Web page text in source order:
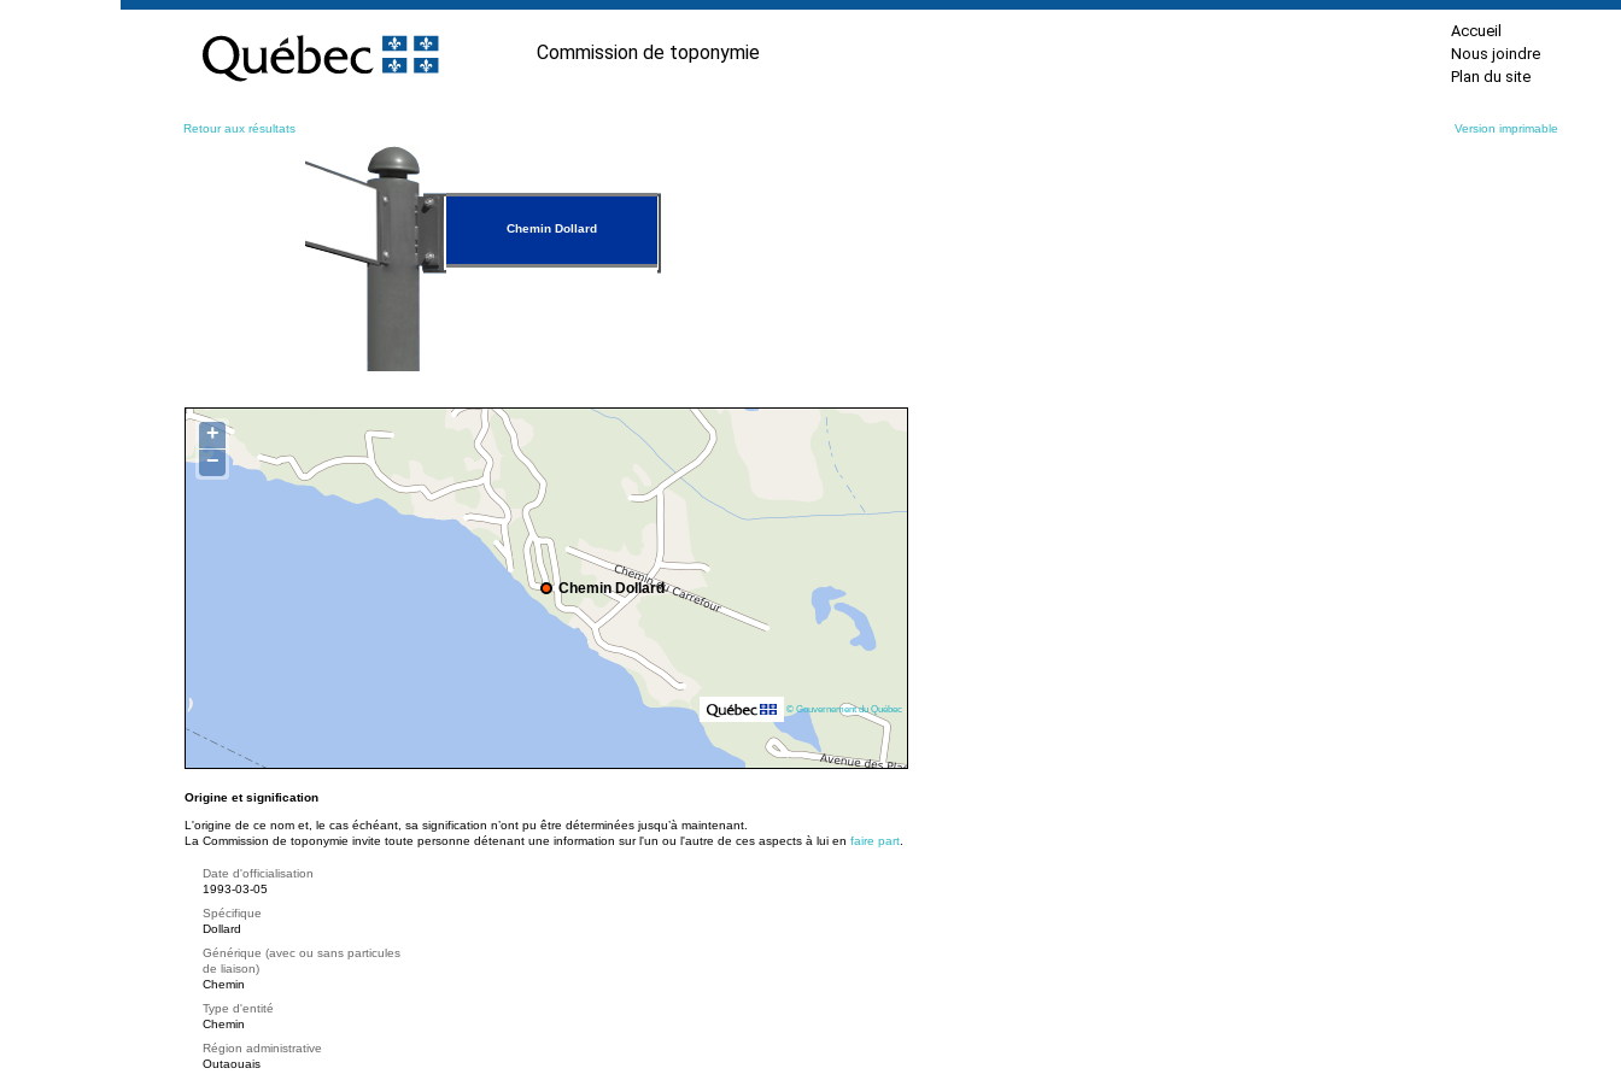
contenu
Commission de toponymie
Accueil
Nous joindre
Plan du site
Retour aux résultats Version imprimable
Chemin Dollard
Chemin Dollard
+
−
© Gouvernement du Québec
Origine et signification
L'origine de ce nom et, le cas échéant, sa signification n’ont pu être déterminées jusqu’à maintenant.
La Commission de toponymie invite toute personne détenant une information sur l'un ou l'autre de ces aspects à lui en faire part
Date d'officialisation
1993-03-05
Spécifique
Dollard
Générique (avec ou sans particules
de liaison)
Chemin
Type d'entité
Chemin
Région administrative
Outaouais